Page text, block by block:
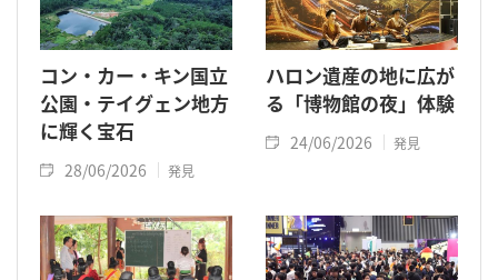
コン・カー・キン国立
公園・テイグェン地方
に輝く宝石
28/06/2026 発見
ハロン遺産の地に広が
る「博物館の夜」体験
24/06/2026 発見